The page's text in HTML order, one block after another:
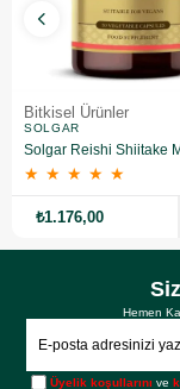
Bitkisel Ürünler
SOLGAR
★ ★ ★ ★ ★
₺1.176,00
Hemen
Üyelik koşullarını ve